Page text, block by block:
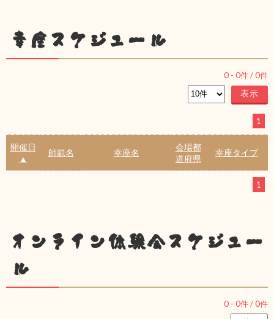
幸座スケジュール
0 - 0件 /0件
1
開催日
▲
師範名 幸座名
会場都
道府県
幸座タイプ
1
オンライン体験会スケジュー
ル
0 - 0件 /0件